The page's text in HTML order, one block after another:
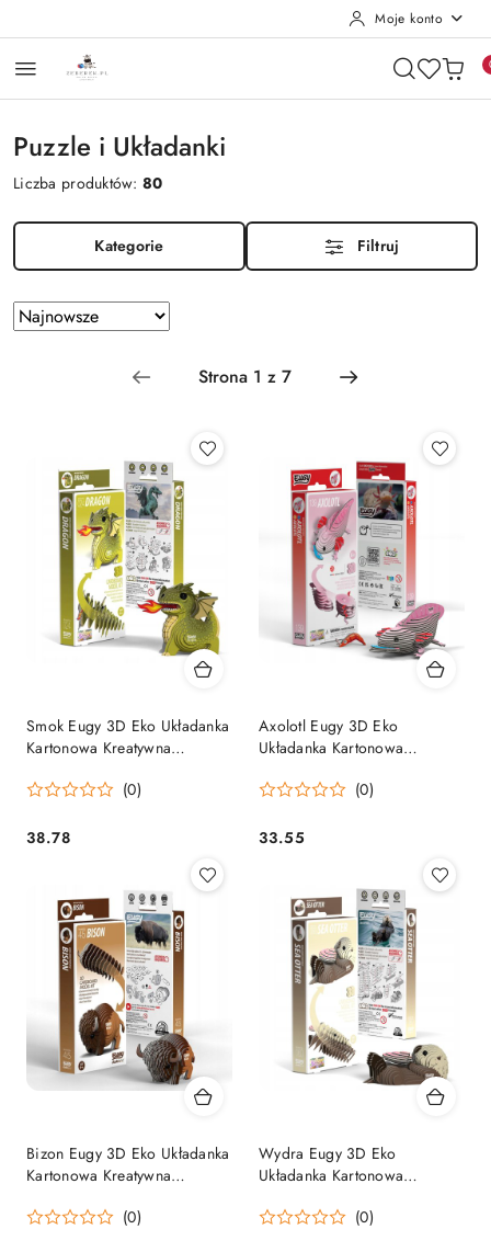
Moje konto
Puzzle i Układanki
Liczba produktów:80
Kategorie Filtruj
Zastosowano sortowanie: Najnowsze.
Sortuj
według
Smok Eugy 3D Eko Układanka
Kartonowa Kreatywna
(0)
Cena:
38.78
Axolotl Eugy 3D Eko
Układanka Kartonowa
(0)
Cena:
33.55
Bizon Eugy 3D Eko Układanka
Kartonowa Kreatywna
(0)
Wydra Eugy 3D Eko
Układanka Kartonowa
(0)